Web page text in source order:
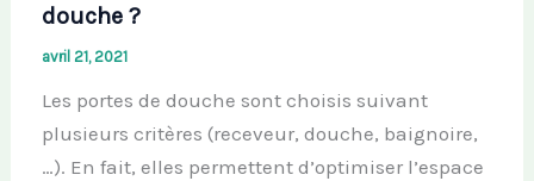
douche ?
avril 21, 2021
Les portes de douche sont choisis suivant
plusieurs critères (receveur, douche, baignoire,
…). En fait, elles permettent d’optimiser l’espace